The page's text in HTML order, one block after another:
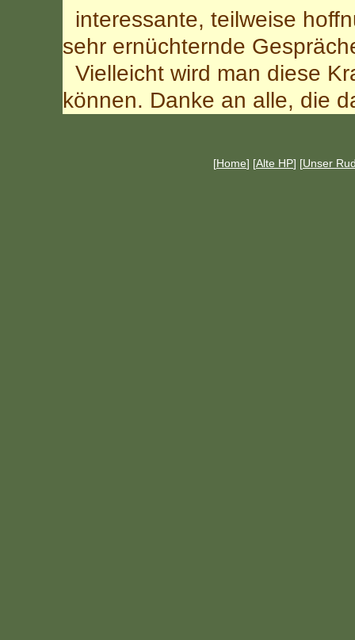
interessante, teilweise
sehr ernüchternde
Vielleicht wird man diese
können. Danke an alle, die
[Home] [Alte HP] [Unser